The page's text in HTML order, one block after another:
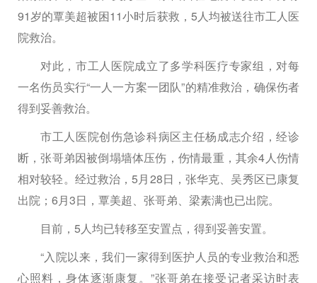
91岁的覃美超被困11小时后获救，5人均被送往市工人医
院救治。
对此，市工人医院成立了多学科医疗专家组，对每
一名伤员实行“一人一方案一团队”的精准救治，确保伤者
得到妥善救治。
市工人医院创伤急诊科病区主任杨成志介绍，经诊
断，张哥弟因被倒塌墙体压伤，伤情最重，其余4人伤情
相对较轻。经过救治，5月28日，张华克、吴秀区已康复
出院；6月3日，覃美超、张哥弟、梁素满也已出院。
目前，5人均已转移至安置点，得到妥善安置。
“入院以来，我们一家得到医护人员的专业救治和悉
心照料，身体逐渐康复。”张哥弟在接受记者采访时表